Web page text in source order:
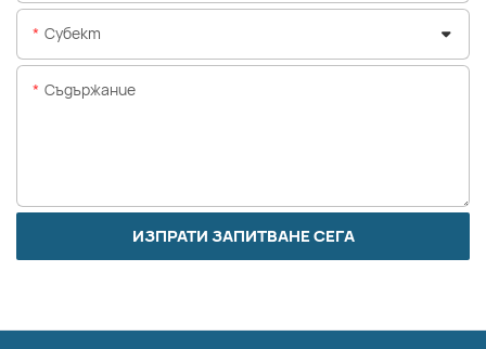
Субект
Съдържание
ИЗПРАТИ ЗАПИТВАНЕ СЕГА